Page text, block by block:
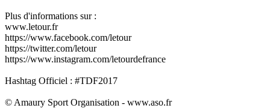
Plus d'informations sur :
www.letour.fr
https://www.facebook.com/letour
https://twitter.com/letour
https://www.instagram.com/letourdefrance
Hashtag Officiel : #TDF2017
© Amaury Sport Organisation - www.aso.fr